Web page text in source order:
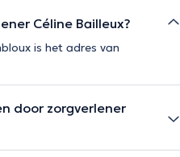
Céline Bailleux?
is het adres van
door zorgverlener